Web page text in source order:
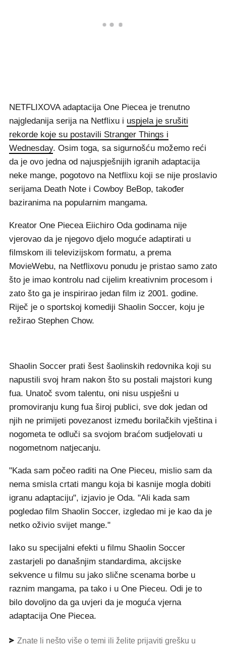
NETFLIXOVA adaptacija One Piecea je trenutno
najgledanija serija na Netflixu i uspjela je srušiti
rekorde koje su postavili Stranger Things i
Wednesday. Osim toga, sa sigurnošću možemo reći
da je ovo jedna od najuspješnijih igranih adaptacija
neke mange, pogotovo na Netflixu koji se nije proslavio
serijama Death Note i Cowboy BeBop, također
baziranima na popularnim mangama.
Kreator One Piecea Eiichiro Oda godinama nije
vjerovao da je njegovo djelo moguće adaptirati u
filmskom ili televizijskom formatu, a prema
MovieWebu, na Netflixovu ponudu je pristao samo zato
što je imao kontrolu nad cijelim kreativnim procesom i
zato što ga je inspirirao jedan film iz 2001. godine.
Riječ je o sportskoj komediji Shaolin Soccer, koju je
režirao Stephen Chow.
Shaolin Soccer prati šest šaolinskih redovnika koji su
napustili svoj hram nakon što su postali majstori kung
fua. Unatoč svom talentu, oni nisu uspješni u
promoviranju kung fua široj publici, sve dok jedan od
njih ne primijeti povezanost između borilačkih vještina i
nogometa te odluči sa svojom braćom sudjelovati u
nogometnom natjecanju.
"Kada sam počeo raditi na One Pieceu, mislio sam da
nema smisla crtati mangu koja bi kasnije mogla dobiti
igranu adaptaciju", izjavio je Oda. "Ali kada sam
pogledao film Shaolin Soccer, izgledao mi je kao da je
netko oživio svijet mange."
Iako su specijalni efekti u filmu Shaolin Soccer
zastarjeli po današnjim standardima, akcijske
sekvence u filmu su jako slične scenama borbe u
raznim mangama, pa tako i u One Pieceu. Odi je to
bilo dovoljno da ga uvjeri da je moguća vjerna
adaptacija One Piecea.
Znate li nešto više o temi ili želite prijaviti grešku u